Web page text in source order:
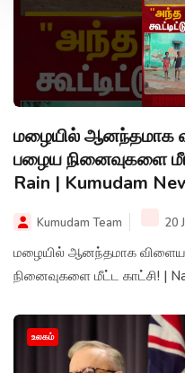
மழையில் ஆனந்தமாக
பழைய நினைவுகளை
Rain | Kumudam
Kumudam Team 20
மழையில் ஆனந்தமாக
நினைவுகளை மீட்ட காட்சி! |
உலகம்